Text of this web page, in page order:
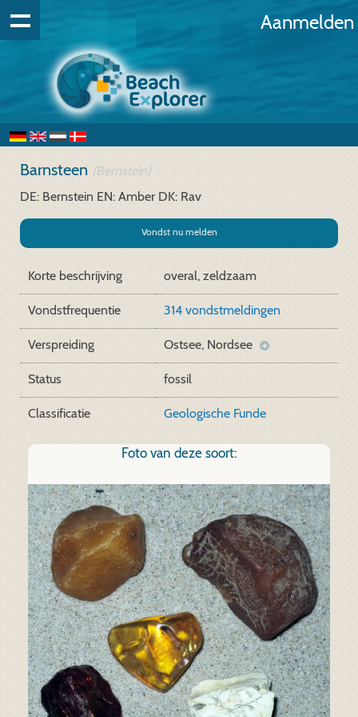
Aanmelden
Barnsteen (Bernstein)
DE: Bernstein EN: Amber DK: Rav
Vondst nu melden
Korte beschrijving overal, zeldzaam
Vondstfrequentie 314 vondstmeldingen
Verspreiding Ostsee, Nordsee
Status fossil
Classificatie Geologische Funde
Foto van deze soort: